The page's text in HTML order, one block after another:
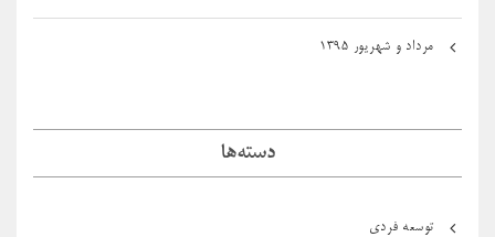
مرداد و شهریور ۱۳۹۵
دسته‌ها
توسعه فردی